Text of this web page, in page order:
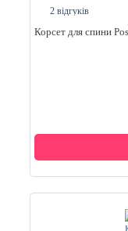
2 відгуків
Корсет для спини